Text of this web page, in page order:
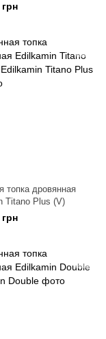
топка дровянная
Titano Plus (V)